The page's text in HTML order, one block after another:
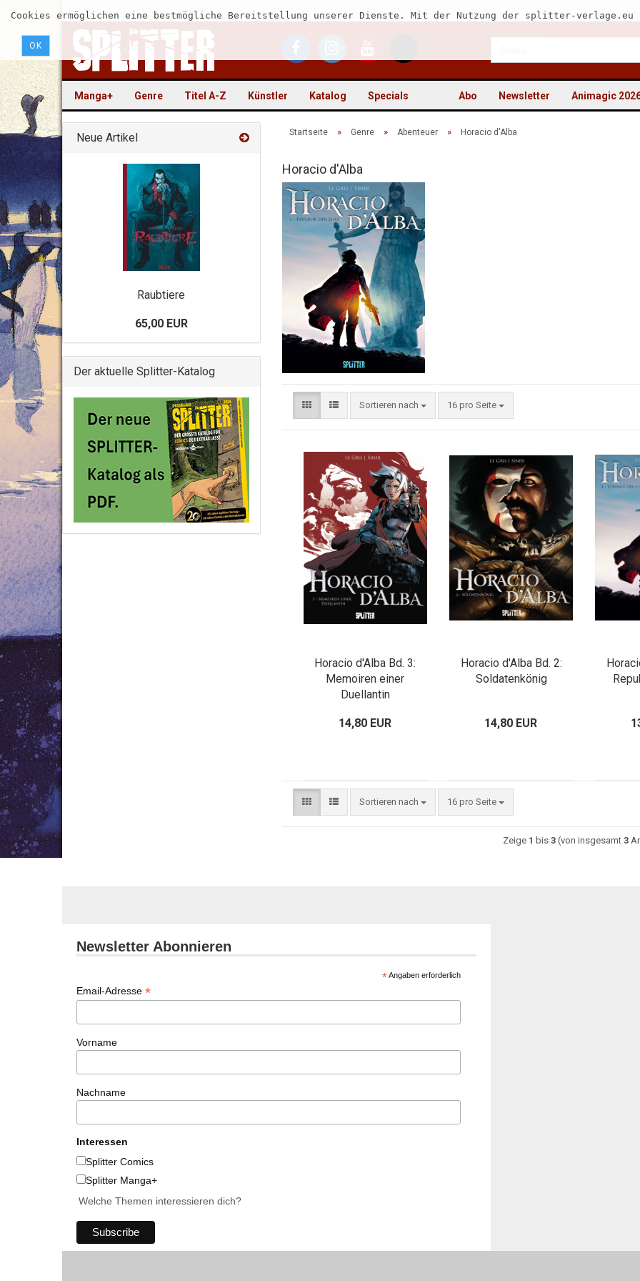
Cookies ermöglichen eine bestmögliche Bereitstellung unserer Dienste. Mit der Nutzung der splitter-
OK
Manga+ Genre Titel A-Z Künstler Katalog Specials Animagic
Newsletter
Abo
Startseite » Genre » Abenteuer » Horacio d'Alba
Horacio d'Alba
Sortieren nach 16 pro Seite
Horacio d'Alba Bd. 3:
Memoiren einer
Duellantin
14,80 EUR
Horacio d'Alba Bd. 2:
Soldatenkönig
14,80 EUR
Sortieren nach 16 pro Seite
Zeige 1 bis3 (von insgesamt3
Neue Artikel
Raubtiere
65,00 EUR
Der aktuelle Splitter-Katalog
Newsletter Abonnieren
*Angaben erforderlich
Email-Adresse *
Vorname
Nachname
Interessen
Splitter Comics
Splitter Manga+
Welche Themen interessieren dich?